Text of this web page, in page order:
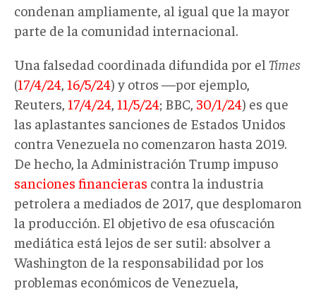
condenan ampliamente, al igual que la mayor
parte de la comunidad internacional.
Una falsedad coordinada difundida por el Times
(17/4/24 16/5/24) y otros —por ejemplo,
Reuters, 17/4/24 11/5/24; BBC, 30/1/24) es que
las aplastantes sanciones de Estados Unidos
contra Venezuela no comenzaron hasta 2019.
De hecho, la Administración Trump impuso
sanciones financieras contra la industria
petrolera a mediados de 2017, que desplomaron
la producción. El objetivo de esa ofuscación
mediática está lejos de ser sutil: absolver a
Washington de la responsabilidad por los
problemas económicos de Venezuela,